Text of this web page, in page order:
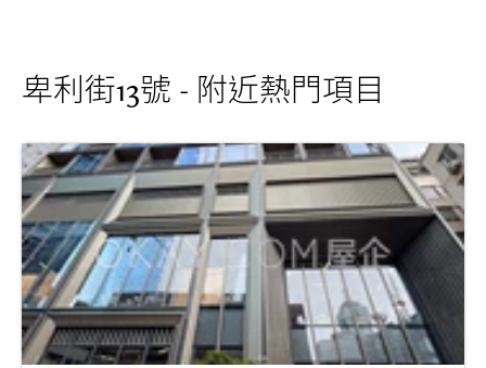
卑利街13號 - 附近熱門項目